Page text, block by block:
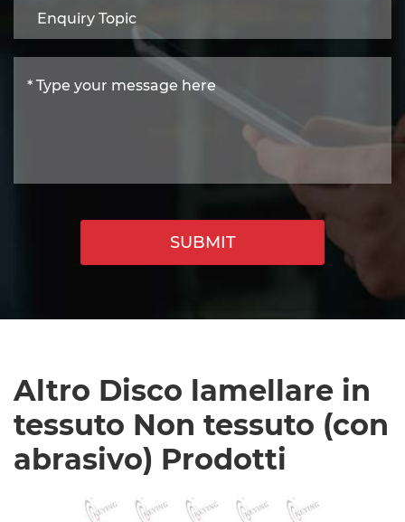
SUBMIT
Altro Disco lamellare in
tessuto Non tessuto (con
abrasivo) Prodotti